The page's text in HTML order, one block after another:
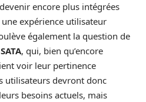
encore plus intégrées
expérience utilisateur
également la question de
, qui, bien qu’encore
voir leur pertinence
utilisateurs devront donc
besoins actuels, mais